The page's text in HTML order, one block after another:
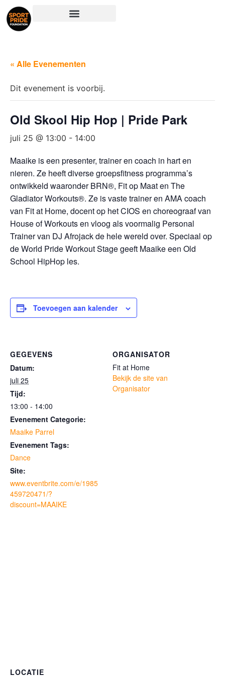
« Alle Evenementen
Dit evenement is voorbij.
Old Skool Hip Hop | Pride Park
juli 25 @ 13:00 - 14:00
Maaike is een presenter, trainer en coach in hart en
nieren. Ze heeft diverse groepsfitness programma’s
ontwikkeld waaronder BRN®, Fit op Maat en The
Gladiator Workouts®. Ze is vaste trainer en AMA coach
van Fit at Home, docent op het CIOS en choreograaf van
House of Workouts en vloog als voormalig Personal
Trainer van DJ Afrojack de hele wereld over. Speciaal op
de World Pride Workout Stage geeft Maaike een Old
School HipHop les.
Toevoegen aan kalender
GEGEVENS
Datum:
juli 25
Tijd:
13:00 - 14:00
Evenement Categorie:
Maaike Parrel
Evenement Tags:
Dance
Site:
www.eventbrite.com/e/1985
459720471/?
discount=MAAIKE
ORGANISATOR
Fit at Home
Bekijk de site van
Organisator
LOCATIE